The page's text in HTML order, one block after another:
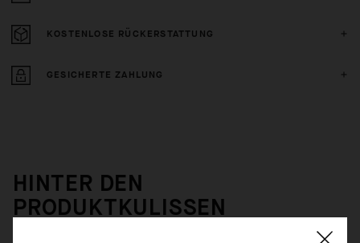
KOSTENLOSE RÜCKERSTATTUNG
GESICHERTE ZAHLUNG
HINTER DEN
PRODUKTKULISSEN